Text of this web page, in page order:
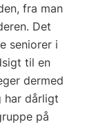
fra man
Det
seniorer i
til en
dermed
har dårligt
på